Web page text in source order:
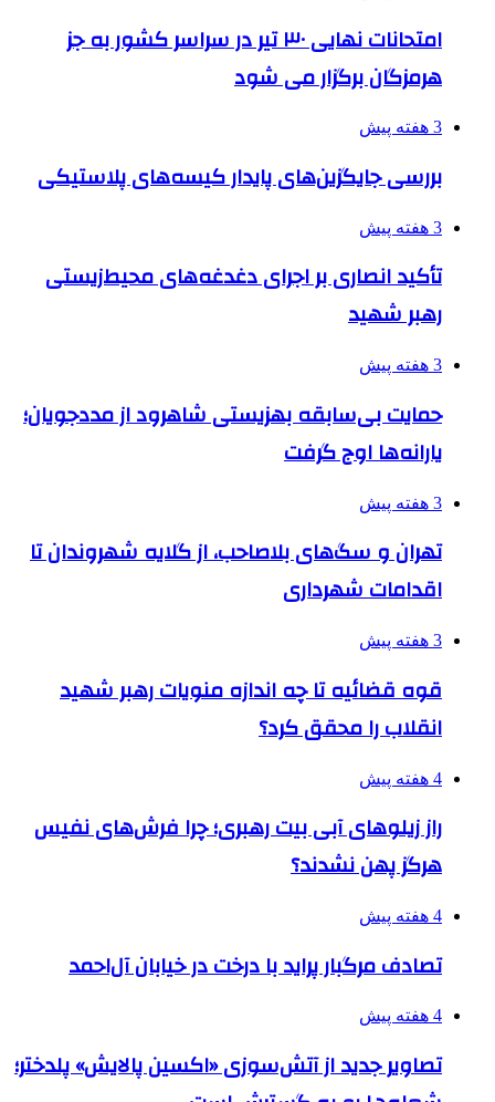
امتحانات نهایی ۳۰ تیر در سراسر کشور به جز
هرمزگان برگزار می شود
3 هفته پیش
بررسی جایگزین‌های پایدار کیسه‌های پلاستیکی
3 هفته پیش
تأکید انصاری بر اجرای دغدغه‌های محیط‌زیستی
رهبر شهید
3 هفته پیش
حمایت بی‌سابقه بهزیستی شاهرود از مددجویان؛
یارانه‌ها اوج گرفت
3 هفته پیش
تهران و سگ‌های بلاصاحب، از گلایه شهروندان تا
اقدامات شهرداری
3 هفته پیش
قوه قضائیه تا چه اندازه منویات رهبر شهید
انقلاب را محقق کرد؟
4 هفته پیش
راز زیلوهای آبی بیت رهبری؛ چرا فرش‌های نفیس
هرگز پهن نشدند؟
4 هفته پیش
تصادف مرگبار پراید با درخت در خیابان آل‌احمد
4 هفته پیش
تصاویر جدید از آتش‌سوزی «اکسین پالایش» پلدختر؛